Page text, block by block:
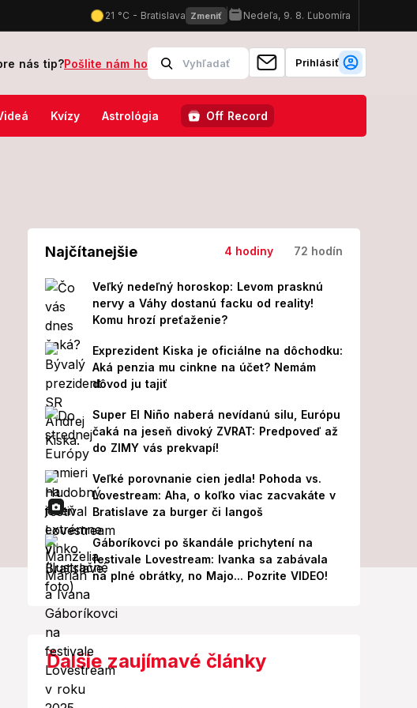
zasiahlo obytný dom, Ukrajina udrela na Belgorod! Hlásia obete a desiatky
nás tip?Pošlite nám ho Prihlásiť
Kvízy Astrológia Off Record
Najčítanejšie 4 hodiny 72 hodín
Veľký nedeľný horoskop: Levom prasknú
nervy a Váhy dostanú facku od reality!
Komu hrozí preťaženie?
Exprezident Kiska je oficiálne na dôchodku:
Aká penzia mu cinkne na účet? Nemám
dôvod ju tajiť
Super El Niño naberá nevídanú silu, Európu
čaká na jeseň divoký ZVRAT: Predpoveď až
do ZIMY vás prekvapí!
Veľké porovnanie cien jedla! Pohoda vs.
Lovestream: Aha, o koľko viac zacvakáte v
Bratislave za burger či langoš
Gáboríkovci po škandále prichytení na
festivale Lovestream: Ivanka sa zabávala
na plné obrátky, no Majo... Pozrite VIDEO!
Ďalšie zaujímavé články